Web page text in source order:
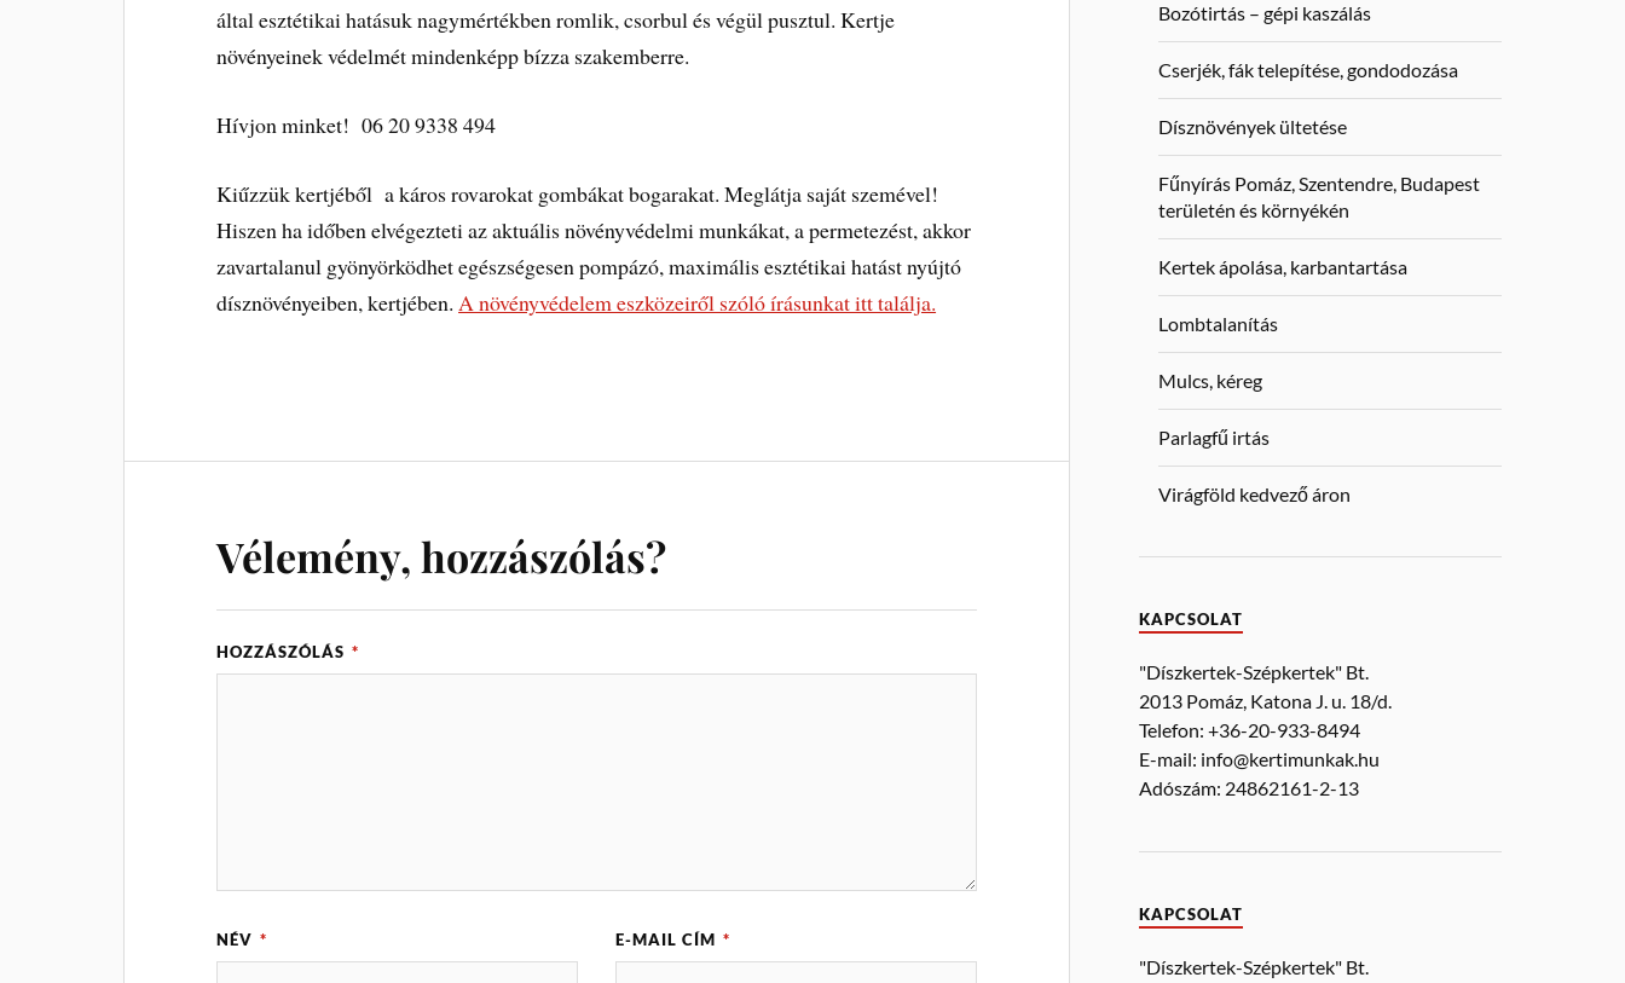
által esztétikai hatásuk nagymértékben romlik, csorbul és végül pusztul. Kertje
növényeinek védelmét mindenképp bízza szakemberre.
Hívjon minket! 06 20 9338 494
Kiűzzük kertjéből a káros rovarokat gombákat bogarakat. Meglátja saját szemével!
Hiszen ha időben elvégezteti az aktuális növényvédelmi munkákat, a permetezést, akkor
zavartalanul gyönyörködhet egészségesen pompázó, maximális esztétikai hatást nyújtó
dísznövényeiben, kertjében. A növényvédelem eszközeiről szóló írásunkat itt találja.
Vélemény, hozzászólás?
HOZZÁSZÓLÁS *
NÉV * E-MAIL CÍM *
Bozótirtás – gépi kaszálás
Cserjék, fák telepítése, gondodozása
Dísznövények ültetése
Fűnyírás Pomáz, Szentendre, Budapest
területén és környékén
Kertek ápolása, karbantartása
Lombtalanítás
Mulcs, kéreg
Parlagfű irtás
Virágföld kedvező áron
KAPCSOLAT
"Díszkertek-Szépkertek" Bt.
2013 Pomáz, Katona J. u. 18/d.
Telefon: +36-20-933-8494
E-mail: info@kertimunkak.hu
Adószám: 24862161-2-13
KAPCSOLAT
"Díszkertek-Szépkertek" Bt.